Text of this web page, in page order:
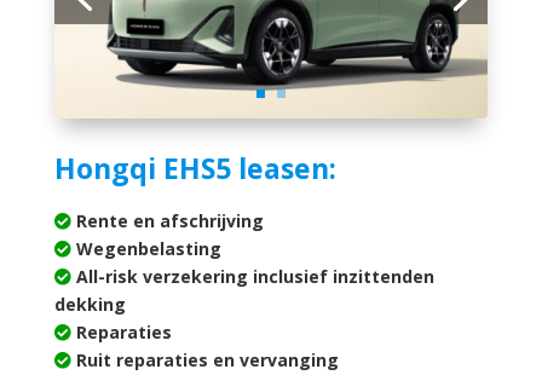
Hongqi EHS5 leasen:
Rente en afschrijving
Wegenbelasting
All-risk verzekering inclusief inzittenden
dekking
Reparaties
Ruit reparaties en vervanging